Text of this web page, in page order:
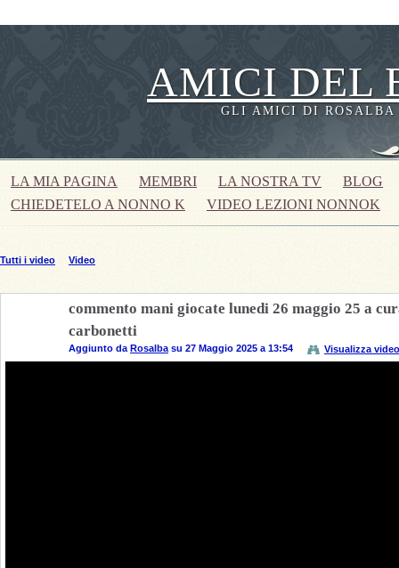
AMICI DEL
GLI AMICI DI ROSALBA
LA MIA PAGINA MEMBRI LA NOSTRA TV
BLOG
CHIEDETELO A NONNO K
VIDEO LEZIONI NONNOK
Tutti i video Video
commento mani giocate lunedi 26 maggio 25 a
carbonetti
Aggiunto da Rosalba su 27 Maggio 2025 a 13:54 Visualizza video